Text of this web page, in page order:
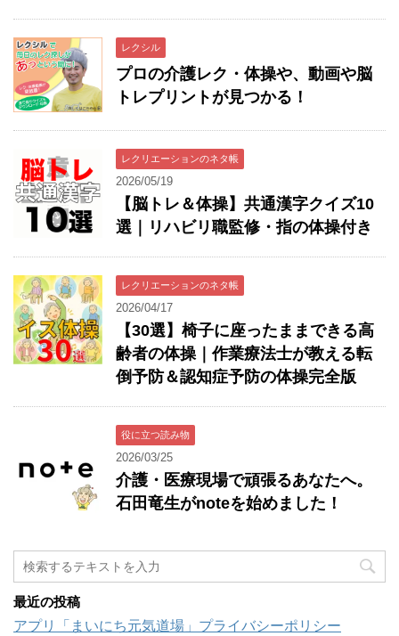
レクシル
プロの介護レク・体操や、動画や脳
トレプリントが見つかる！
レクリエーションのネタ帳
2026/05/19
【脳トレ＆体操】共通漢字クイズ10
選｜リハビリ職監修・指の体操付き
レクリエーションのネタ帳
2026/04/17
【30選】椅子に座ったままできる高
齢者の体操｜作業療法士が教える転
倒予防＆認知症予防の体操完全版
役に立つ読み物
2026/03/25
介護・医療現場で頑張るあなたへ。
石田竜生がnoteを始めました！
最近の投稿
アプリ「まいにち元気道場」プライバシーポリシー